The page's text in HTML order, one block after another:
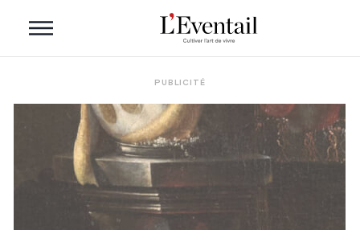
PUBLICITÉ